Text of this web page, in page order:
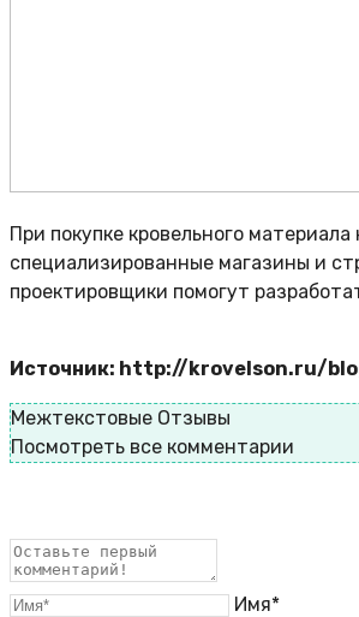
При покупке кровельного
специализированные магазины и
проектировщики помогут
Источник: http://krovelson.ru/
Межтекстовые Отзывы
Посмотреть все комментарии
Имя*